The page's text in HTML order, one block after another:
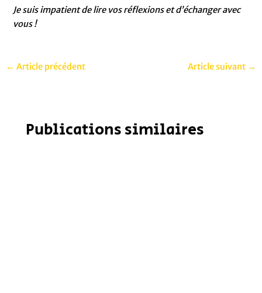
Je suis impatient de lire vos réflexions et d’échanger avec
vous !
← Article précédent Article suivant →
Publications similaires